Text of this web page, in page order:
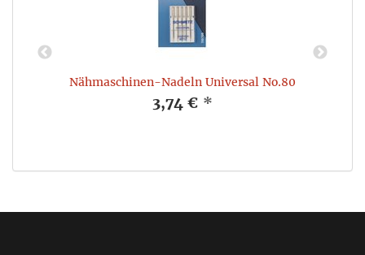
Nähmaschinen-Nadeln Universal No.80
3,74 € *